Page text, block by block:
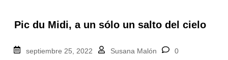
Pic du Midi, a un sólo un salto del cielo
septiembre 25, 2022 Susana Malón 0